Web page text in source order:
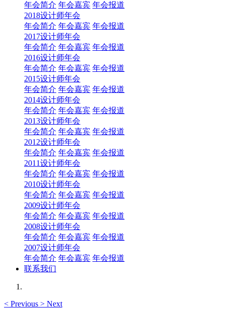
年会简介 年会嘉宾 年会报道
2018设计师年会
年会简介 年会嘉宾 年会报道
2017设计师年会
年会简介 年会嘉宾 年会报道
2016设计师年会
年会简介 年会嘉宾 年会报道
2015设计师年会
年会简介 年会嘉宾 年会报道
2014设计师年会
年会简介 年会嘉宾 年会报道
2013设计师年会
年会简介 年会嘉宾 年会报道
2012设计师年会
年会简介 年会嘉宾 年会报道
2011设计师年会
年会简介 年会嘉宾 年会报道
2010设计师年会
年会简介 年会嘉宾 年会报道
2009设计师年会
年会简介 年会嘉宾 年会报道
2008设计师年会
年会简介 年会嘉宾 年会报道
2007设计师年会
年会简介 年会嘉宾 年会报道
联系我们
< Previous > Next